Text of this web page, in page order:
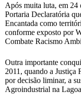
Após muita luta, em 24
Portaria Declaratória
Encantada como
conforme exposto por
Combate Racismo
Outra importante
2011, quando a Justiça
por decisão liminar, a
Agroindustrial na